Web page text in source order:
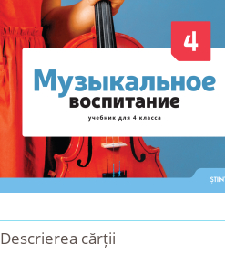
Descrierea cărții